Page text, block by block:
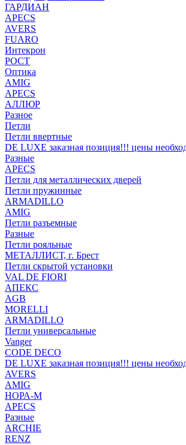
ГАРДИАН
APECS
AVERS
FUARO
Интекрон
РОСТ
Оптика
AMIG
APECS
АЛЛЮР
Разное
Петли
Петли ввертные
DE LUXE заказная позиция!!! цены
Разные
APECS
Петли для металлических дверей
Петли пружинные
ARMADILLO
AMIG
Петли разъемные
Разные
Петли рояльные
МЕТАЛЛИСТ, г. Брест
Петли скрытой установки
VAL DE FIORI
АПЕКС
AGB
MORELLI
ARMADILLO
Петли универсальные
Vanger
CODE DECO
DE LUXE заказная позиция!!! цены
AVERS
AMIG
НОРА-М
APECS
Разные
ARCHIE
RENZ